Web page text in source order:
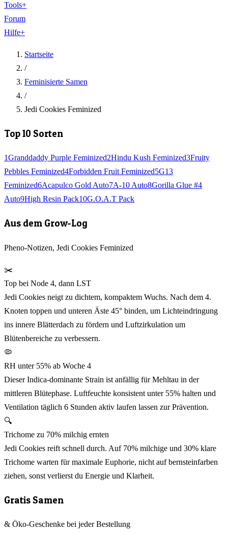
Tools+
Forum
Hilfe+
Startseite
/
Feminisierte Samen
/
Jedi Cookies Feminized
Top 10 Sorten
1Granddaddy Purple Feminized2Hindu Kush Feminized3Fruity
Pebbles Feminized4Forbidden Fruit Feminized5G13
Feminized6Acapulco Gold Auto7A-10 Auto8Gorilla Glue #4
Auto9High Resin Pack10G.O.A.T Pack
Aus dem Grow-Log
Pheno-Notizen, Jedi Cookies Feminized
✂️
Top bei Node 4, dann LST
Jedi Cookies neigt zu dichtem, kompaktem Wuchs. Nach dem 4.
Knoten toppen und unteren Äste 45° binden, um Lichteindringung
ins innere Blätterdach zu fördern und Luftzirkulation um
Blütenbereiche zu verbessern.
🦠
RH unter 55% ab Woche 4
Dieser Indica-dominante Strain ist anfällig für Mehltau in der
mittleren Blütephase. Luftfeuchte konsistent unter 55% halten und
Ventilation täglich 6 Stunden aktiv laufen lassen zur Prävention.
🔍
Trichome zu 70% milchig ernten
Jedi Cookies reift schnell durch. Auf 70% milchige und 30% klare
Trichome warten für maximale Euphorie, nicht auf bernsteinfarben
ziehen, sonst verlierst du Energie und Klarheit.
Gratis Samen
& Öko-Geschenke bei jeder Bestellung